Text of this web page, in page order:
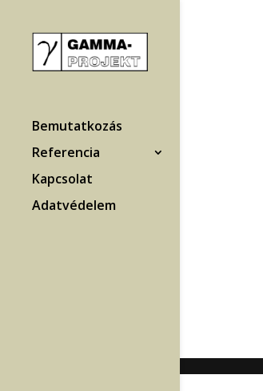
Bemutatkozás
Referencia
Kapcsolat
Adatvédelem